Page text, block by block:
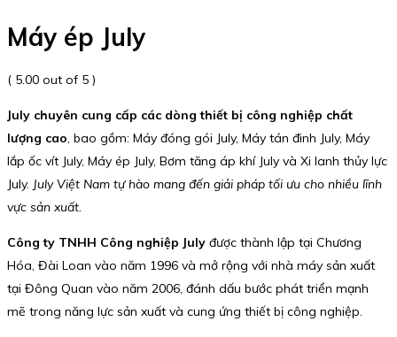
Máy ép July
( 5.00 out of 5 )
July chuyên cung cấp các dòng thiết bị công nghiệp chất
lượng cao , bao gồm: Máy đóng gói July, Máy tán đinh July, Máy
lắp ốc vít July, Máy ép July, Bơm tăng áp khí July và Xi lanh thủy lực
July. July Việt Nam tự hào mang đến giải pháp tối ưu cho nhiều lĩnh
vực sản xuất.
Công ty TNHH Công nghiệp July được thành lập tại Chương
Hóa, Đài Loan vào năm 1996 và mở rộng với nhà máy sản xuất
tại Đông Quan vào năm 2006, đánh dấu bước phát triển mạnh
mẽ trong năng lực sản xuất và cung ứng thiết bị công nghiệp.